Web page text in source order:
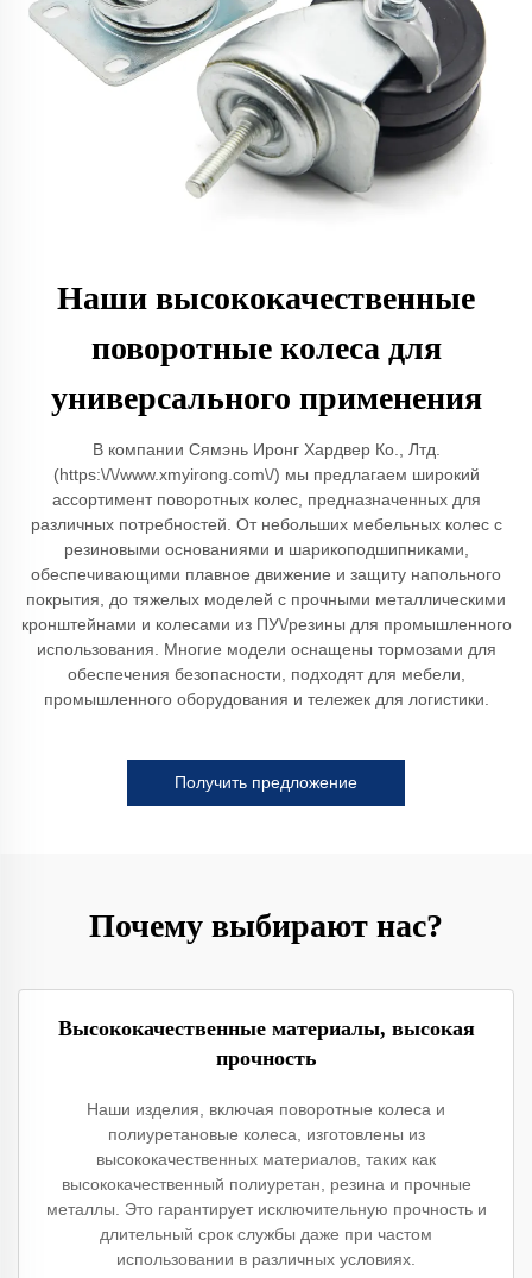
Наши высококачественные
поворотные колеса для
универсального применения
В компании Сямэнь Иронг Хардвер Ко., Лтд.
(https:\/\/www.xmyirong.com\/) мы предлагаем широкий
ассортимент поворотных колес, предназначенных для
различных потребностей. От небольших мебельных колес с
резиновыми основаниями и шарикоподшипниками,
обеспечивающими плавное движение и защиту напольного
покрытия, до тяжелых моделей с прочными металлическими
кронштейнами и колесами из ПУ\/резины для промышленного
использования. Многие модели оснащены тормозами для
обеспечения безопасности, подходят для мебели,
промышленного оборудования и тележек для логистики.
Получить предложение
Почему выбирают нас?
Высококачественные материалы, высокая
прочность
Наши изделия, включая поворотные колеса и
полиуретановые колеса, изготовлены из
высококачественных материалов, таких как
высококачественный полиуретан, резина и прочные
металлы. Это гарантирует исключительную прочность и
длительный срок службы даже при частом
использовании в различных условиях.